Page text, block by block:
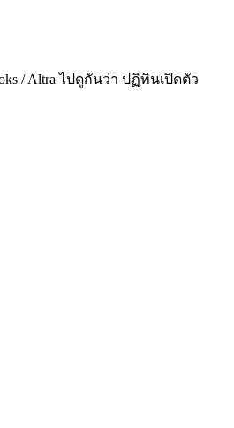
/ Altra ไปดูกันว่า ปฏิทินเปิดตัว